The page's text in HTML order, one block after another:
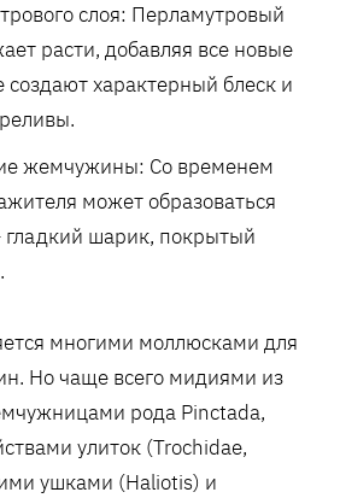
слоя: Перламутровый
расти, добавляя все новые
создают характерный блеск и
жемчужины: Со временем
может образоваться
шарик, покрытый
многими моллюсками для
Но чаще всего мидиями из
рода Pinctada,
улиток (Trochidae,
ушками (Haliotis) и